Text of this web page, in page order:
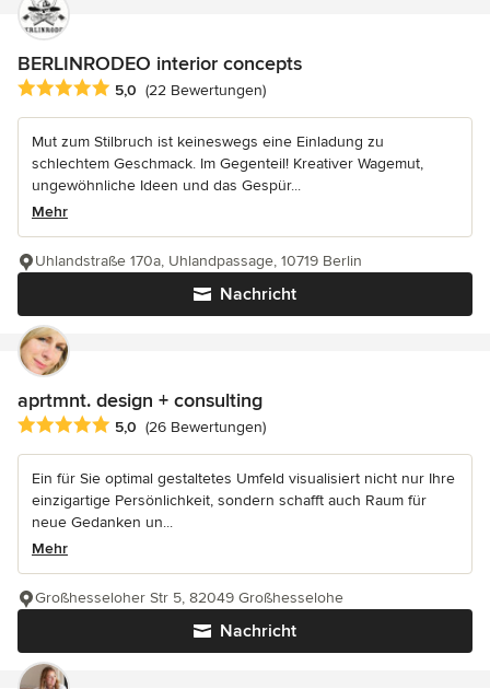
BERLINRODEO interior concepts
Durchschnittliche Bewertung: 5 von 5 Sternen
5,0 (22 Bewertungen)
Mut zum Stilbruch ist keineswegs eine Einladung zu
schlechtem Geschmack. Im Gegenteil! Kreativer Wagemut,
ungewöhnliche Ideen und das Gespür...
Mehr
Nachricht
Uhlandstraße 170a, Uhlandpassage, 10719 Berlin
aprtmnt. design + consulting
Durchschnittliche Bewertung: 5 von 5 Sternen
5,0 (26 Bewertungen)
Ein für Sie optimal gestaltetes Umfeld visualisiert nicht nur Ihre
einzigartige Persönlichkeit, sondern schafft auch Raum für
neue Gedanken un...
Mehr
Nachricht
Großhesseloher Str 5, 82049 Großhesselohe